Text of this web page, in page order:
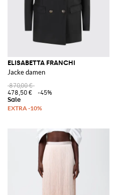
ELISABETTA FRANCHI
Jacke damen
870,00 €
478,50 €
-45%